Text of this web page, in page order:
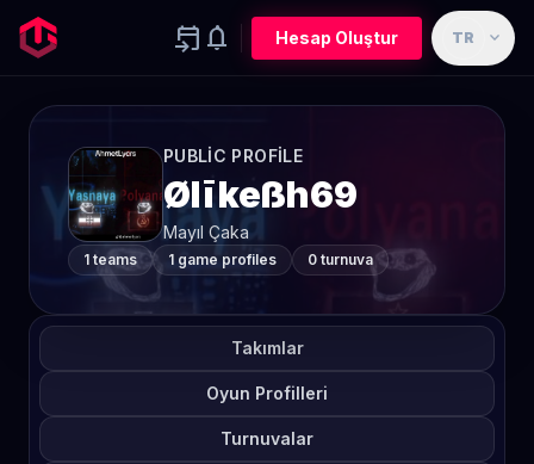
event_upcoming notifications Hesap Oluştur TR expand_more
PUBLIC PROFILE
Ølīkeßh69
Mayıl Çaka
1 teams 1 game profiles 0 turnuva
Takımlar
Oyun Profilleri
Turnuvalar